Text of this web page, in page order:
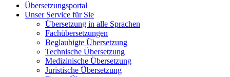
Übersetzungsportal
Unser Service für Sie
Übersetzung in alle Sprachen
Fachübersetzungen
Beglaubigte Übersetzung
Technische Übersetzung
Medizinische Übersetzung
Juristische Übersetzung